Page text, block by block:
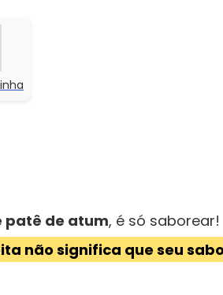
patê de atum, é só saborear!
não significa que seu